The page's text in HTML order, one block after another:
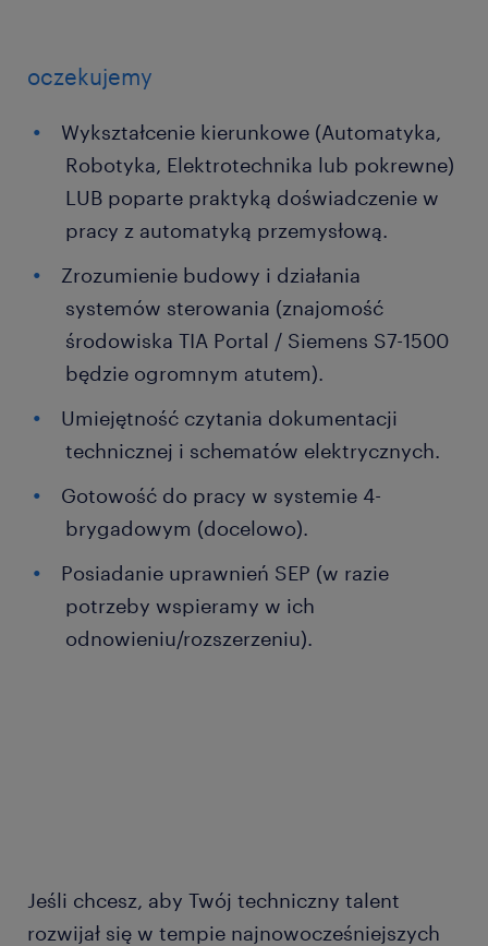
oczekujemy
Wykształcenie kierunkowe (Automatyka,
Robotyka, Elektrotechnika lub pokrewne)
LUB poparte praktyką doświadczenie w
pracy z automatyką przemysłową.
Zrozumienie budowy i działania
systemów sterowania (znajomość
środowiska TIA Portal / Siemens S7-1500
będzie ogromnym atutem).
Umiejętność czytania dokumentacji
technicznej i schematów elektrycznych.
Gotowość do pracy w systemie 4-
brygadowym (docelowo).
Posiadanie uprawnień SEP (w razie
potrzeby wspieramy w ich
odnowieniu/rozszerzeniu).
Jeśli chcesz, aby Twój techniczny talent
rozwijał się w tempie najnowocześniejszych